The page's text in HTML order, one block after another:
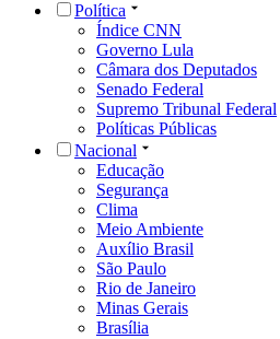
Política
Índice CNN
Governo Lula
Câmara dos Deputados
Senado Federal
Supremo Tribunal Federal
Políticas Públicas
Nacional
Educação
Segurança
Clima
Meio Ambiente
Auxílio Brasil
São Paulo
Rio de Janeiro
Minas Gerais
Brasília